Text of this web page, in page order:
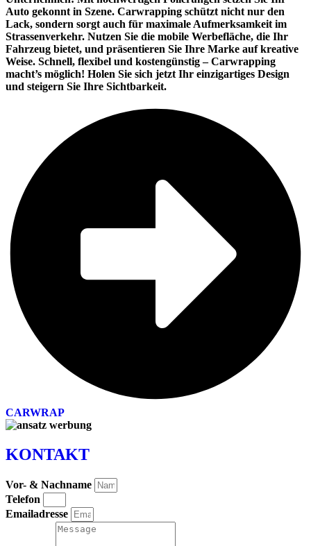
Auto gekonnt in Szene. Carwrapping schützt nicht nur den
Lack, sondern sorgt auch für maximale Aufmerksamkeit im
Strassenverkehr. Nutzen Sie die mobile Werbefläche, die Ihr
Fahrzeug bietet, und präsentieren Sie Ihre Marke auf kreative
Weise. Schnell, flexibel und kostengünstig – Carwrapping
macht’s möglich! Holen Sie sich jetzt Ihr einzigartiges Design
und steigern Sie Ihre Sichtbarkeit.
CARWRAP
KONTAKT
Vor- & Nachname
Telefon
Emailadresse